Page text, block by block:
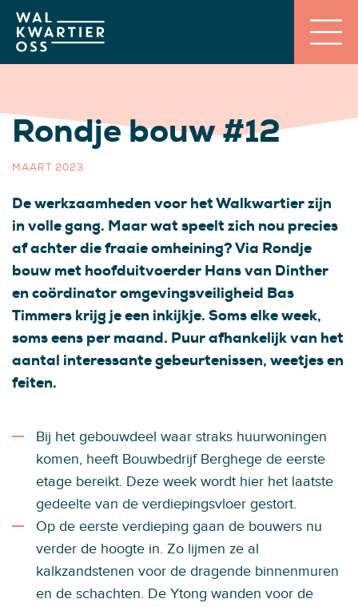
Rondje bouw #12
MAART 2023
De werkzaamheden voor het Walkwartier zijn
in volle gang. Maar wat speelt zich nou precies
af achter die fraaie omheining? Via Rondje
bouw met hoofduitvoerder Hans van Dinther
en coördinator omgevingsveiligheid Bas
Timmers krijg je een inkijkje. Soms elke week,
soms eens per maand. Puur afhankelijk van het
aantal interessante gebeurtenissen, weetjes en
feiten.
Bij het gebouwdeel waar straks huurwoningen
komen, heeft Bouwbedrijf Berghege de eerste
etage bereikt. Deze week wordt hier het laatste
gedeelte van de verdiepingsvloer gestort.
Op de eerste verdieping gaan de bouwers nu
verder de hoogte in. Zo lijmen ze al
kalkzandstenen voor de dragende binnenmuren
en de schachten. De Ytong wanden voor de